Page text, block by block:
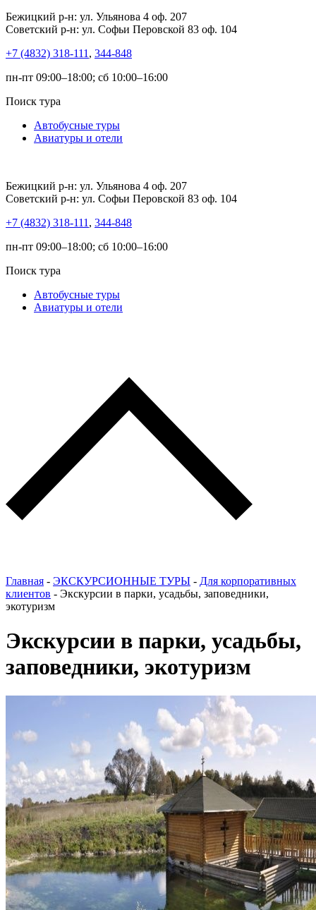
Бежицкий р-н: ул. Ульянова 4 оф. 207
Советский р-н: ул. Софьи Перовской 83 оф. 104
+7 (4832) 318-111 , 344-848
пн-пт 09:00–18:00; сб 10:00–16:00
Поиск тура
Автобусные туры
Авиатуры и отели
Бежицкий р-н: ул. Ульянова 4 оф. 207
Советский р-н: ул. Софьи Перовской 83 оф. 104
+7 (4832) 318-111 , 344-848
пн-пт 09:00–18:00; сб 10:00–16:00
Поиск тура
Автобусные туры
Авиатуры и отели
Главная - ЭКСКУРСИОННЫЕ ТУРЫ - Для корпоративных
клиентов - Экскурсии в парки, усадьбы, заповедники,
экотуризм
Экскурсии в парки, усадьбы,
заповедники, экотуризм